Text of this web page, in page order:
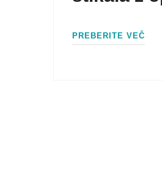
PREBERITE VEČ